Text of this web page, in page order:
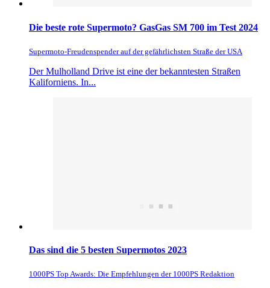
Die beste rote Supermoto? GasGas SM 700 im Test 2024
Supermoto-Freudenspender auf der gefährlichsten Straße der USA
Der Mulholland Drive ist eine der bekanntesten Straßen
Kaliforniens. In...
Das sind die 5 besten Supermotos 2023
1000PS Top Awards: Die Empfehlungen der 1000PS Redaktion